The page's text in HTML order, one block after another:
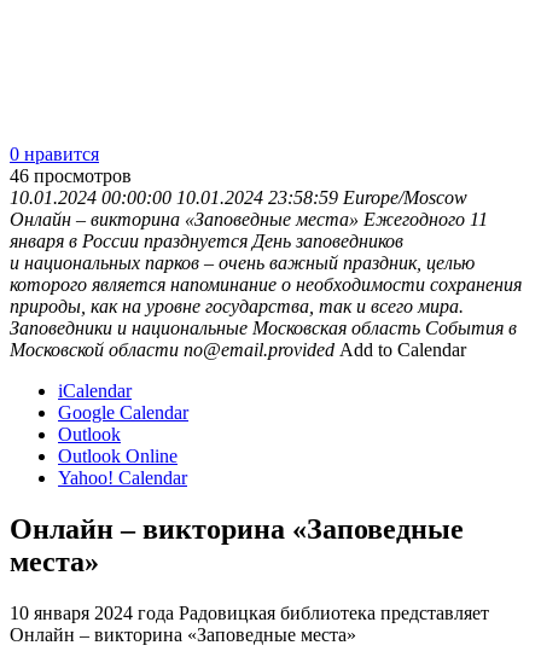
0 нравится
46 просмотров
10.01.2024 00:00:00 10.01.2024 23:58:59 Europe/Moscow
Онлайн – викторина «Заповедные места» Ежегодного 11
января в России празднуется День заповедников
и национальных парков – очень важный праздник, целью
которого является напоминание о необходимости сохранения
природы, как на уровне государства, так и всего мира.
Заповедники и национальные Московская область События в
Московской области no@email.provided Add to Calendar
iCalendar
Google Calendar
Outlook
Outlook Online
Yahoo! Calendar
Онлайн – викторина «Заповедные
места»
10 января 2024 года Радовицкая библиотека представляет
Онлайн – викторина «Заповедные места»